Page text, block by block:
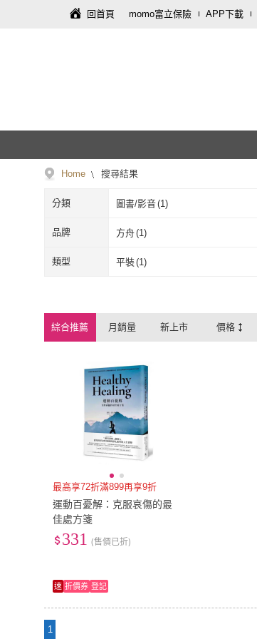
回首頁 momo富立保險 APP下載
Home 搜尋結果
分類 圖書/影音(1)
品牌 方舟(1)
方舟
類型 平裝(1)
綜合推薦 月銷量 新上市 價格
最高享72折滿899再享9折
運動百憂解：克服哀傷的最
佳處方箋
331 (售價已折)
速 折價券 登記
1